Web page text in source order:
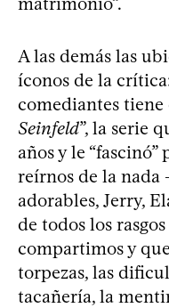
A las demás las
íconos de la
comediantes tiene
Seinfeld”, la serie
años y le “fascinó”
reírnos de la nada
adorables, Jerry,
de todos los
compartimos y
torpezas, las
tacañería, la